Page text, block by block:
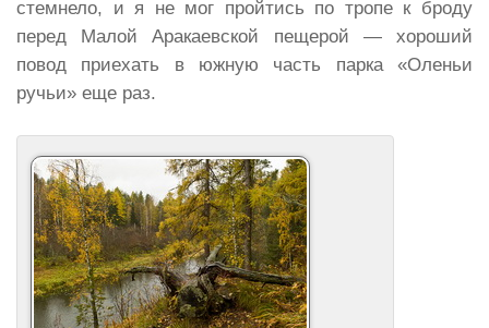
стемнело, и я не мог пройтись по тропе к броду
перед Малой Аракаевской пещерой — хороший
повод приехать в южную часть парка «Оленьи
ручьи» еще раз.